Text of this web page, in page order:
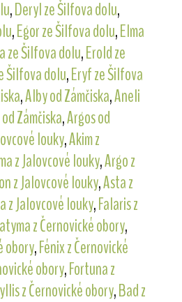
,Deryl ze Šilfova dolu,
,Egor ze Šilfova dolu,Elma
ze Šilfova dolu,Erold ze
Šilfova dolu,Eryf ze Šilfova
,Alby od Zámčiska,Aneli
Zámčiska,Argos od
louky,Akim z
z Jalovcové louky,Argo z
z Jalovcové louky,Asta z
z Jalovcové louky,Falaris z
z Černovické obory,
obory,Fénix z Černovické
obory,Fortuna z
z Černovické obory,Bad z